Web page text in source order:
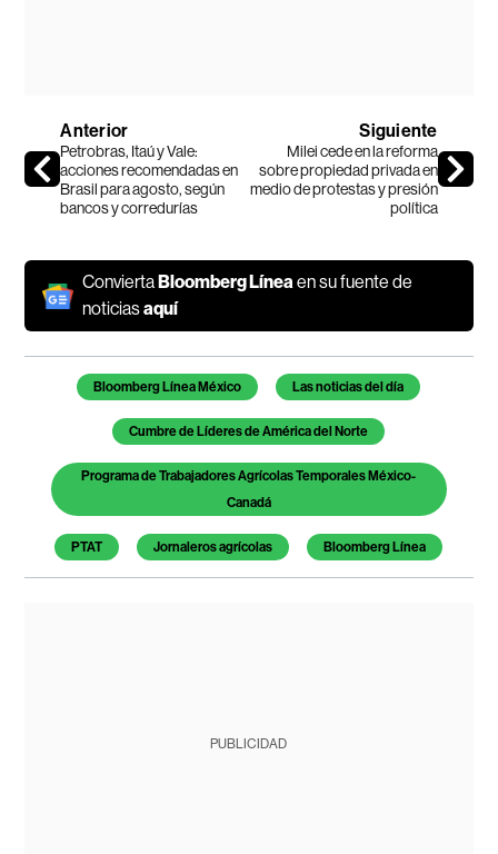
Anterior
Petrobras, Itaú y Vale:
acciones recomendadas en
Brasil para agosto, según
bancos y corredurías
Siguiente
Milei cede en la reforma
sobre propiedad privada en
medio de protestas y presión
política
Convierta Bloomberg Líneaen su fuente de
noticiasaquí
Temas de este artículo
Bloomberg Línea México Las noticias del día
Cumbre de Líderes de América del Norte
Programa de Trabajadores Agrícolas Temporales México-
Canadá
PTAT Jornaleros agrícolas Bloomberg Línea
PUBLICIDAD